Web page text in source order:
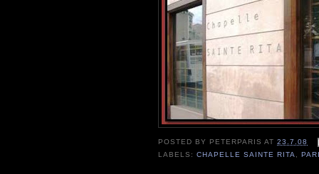
POSTED BY PETERPARIS AT23.7.08
LABELS:CHAPELLE SAINTE RITA ,